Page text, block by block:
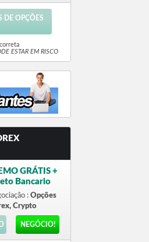
DE OPÇÕES
ESTAR EM RISCO
GRÁTIS +
Bancario
: Opções
Crypto
NEGÓCIO!